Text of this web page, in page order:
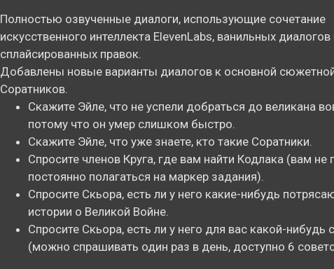
Полностью озвученные диалоги, использующие сочетание
искусственного интеллекта ElevenLabs, ванильных диалогов
сплайсированных правок.
Добавлены новые варианты диалогов к основной
Соратников.
Скажите Эйле, что не успели добраться до великана
потому что он умер слишком быстро.
Скажите Эйле, что уже знаете, кто такие Соратники.
Спросите членов Круга, где вам найти Кодлака (вам не
постоянно полагаться на маркер задания).
Спросите Скьора, есть ли у него какие-нибудь
истории о Великой Войне.
Спросите Скьора, есть ли у него для вас какой-нибудь
(можно спрашивать один раз в день, доступно 6